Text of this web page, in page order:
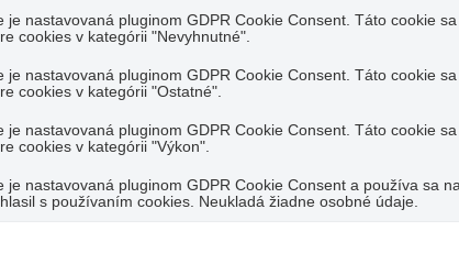
je nastavovaná pluginom GDPR Cookie Consent. Táto cookie
cookies v kategórii "Nevyhnutné".
je nastavovaná pluginom GDPR Cookie Consent. Táto cookie
cookies v kategórii "Ostatné".
je nastavovaná pluginom GDPR Cookie Consent. Táto cookie
cookies v kategórii "Výkon".
je nastavovaná pluginom GDPR Cookie Consent a používa sa
s používaním cookies. Neukladá žiadne osobné údaje.